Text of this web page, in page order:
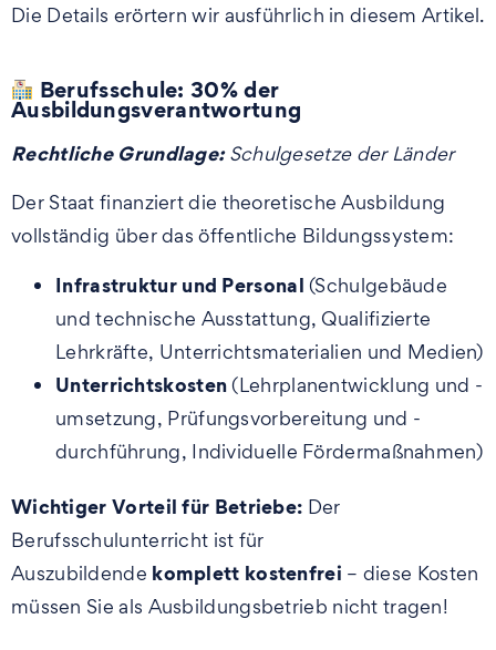
Die Details erörtern wir ausführlich in diesem Artikel.
Berufsschule: 30% der
Ausbildungsverantwortung
Rechtliche Grundlage:Schulgesetze der Länder
Der Staat finanziert die theoretische Ausbildung
vollständig über das öffentliche Bildungssystem:
Infrastruktur und Personal (Schulgebäude
und technische Ausstattung, Qualifizierte
Lehrkräfte, Unterrichtsmaterialien und Medien)
Unterrichtskosten(Lehrplanentwicklung und -
umsetzung, Prüfungsvorbereitung und -
durchführung, Individuelle Fördermaßnahmen)
Wichtiger Vorteil für Betriebe: Der
Berufsschulunterricht ist für
Auszubildende komplett kostenfrei – diese Kosten
müssen Sie als Ausbildungsbetrieb nicht tragen!